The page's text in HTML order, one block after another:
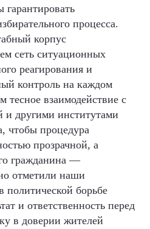
гарантировать
процесса.
корпус
сеть ситуационных
реагирования и
контроль на каждом
взаимодействие с
и другими институтами
чтобы процедура
прозрачной, а
гражданина —
отметили наши
политической борьбе
и ответственность перед
в доверии жителей